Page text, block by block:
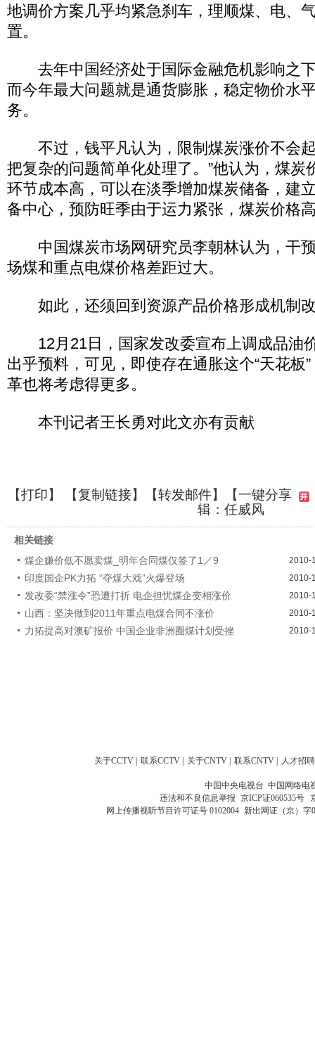
地调价方案几乎均紧急刹车，理顺煤、电、
置。
去年中国经济处于国际金融危机影响之
而今年最大问题就是通货膨胀，稳定物价水
务。
不过，钱平凡认为，限制煤炭涨价不会起
把复杂的问题简单化处理了。”他认为，煤炭
环节成本高，可以在淡季增加煤炭储备，建
备中心，预防旺季由于运力紧张，煤炭价格
中国煤炭市场网研究员李朝林认为，干
场煤和重点电煤价格差距过大。
如此，还须回到资源产品价格形成机制
12月21日，国家发改委宣布上调成品油
出乎预料，可见，即使存在通胀这个“天花板
革也将考虑得更多。
本刊记者王长勇对此文亦有贡献
【打印】 【复制链接】【转发邮件】
【一键分享
辑：任威风
相关链接
煤企嫌价低不愿卖煤_明年合同煤仅签了1／9
2010-
印度国企PK力拓 “夺煤大戏”火爆登场 2010-
发改委“禁涨令”恐遭打折 电企担忧煤企变相涨价 2010-
山西：坚决做到2011年重点电煤合同不涨价 2010-
力拓提高对澳矿报价 中国企业非洲圈煤计划受挫 2010-
关于CCTV | 联系CCTV | 关于CNTV | 联系CNTV | 人才招聘
中国中央电视台 中国网络电
违法和不良信息举报 京ICP证060535号
网上传播视听节目许可证号 0102004 新出网证（京）